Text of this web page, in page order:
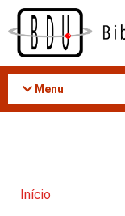
Acessar
conteúdo
Menu
Início